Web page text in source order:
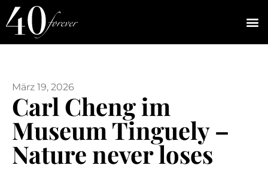
März 19, 2026
Carl Cheng im
Museum Tinguely –
Nature never loses